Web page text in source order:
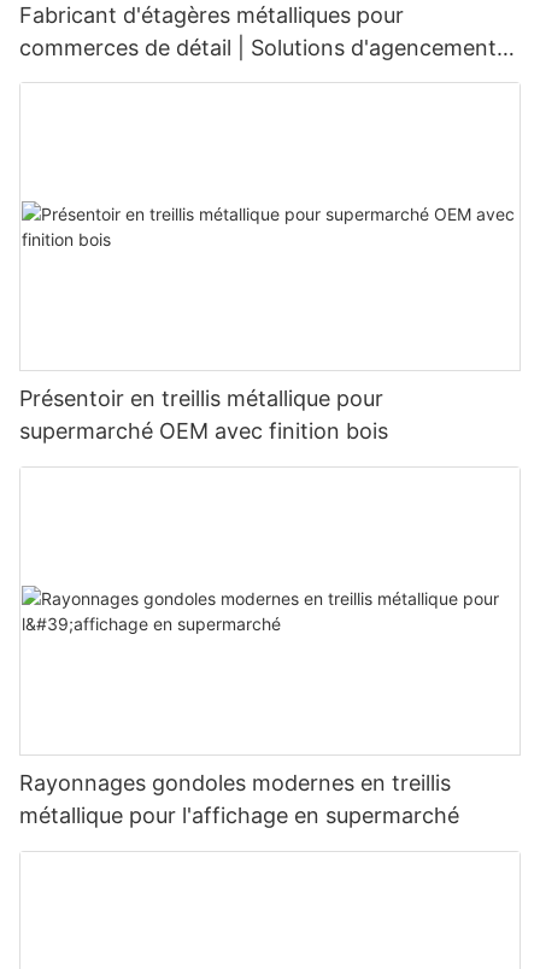
Fabricant d'étagères métalliques pour
commerces de détail | Solutions d'agencement
sur mesure
Présentoir en treillis métallique pour
supermarché OEM avec finition bois
Rayonnages gondoles modernes en treillis
métallique pour l'affichage en supermarché